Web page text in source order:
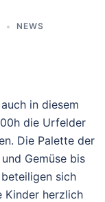
NEWS
in diesem
die Urfelder
Die Palette der
Gemüse bis
sich
Kinder herzlich